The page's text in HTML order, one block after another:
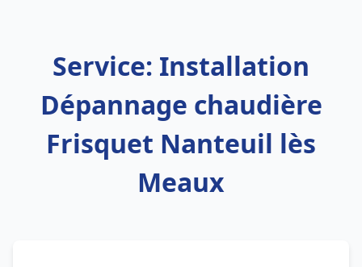
Service: Installation
Dépannage chaudière
Frisquet Nanteuil lès
Meaux